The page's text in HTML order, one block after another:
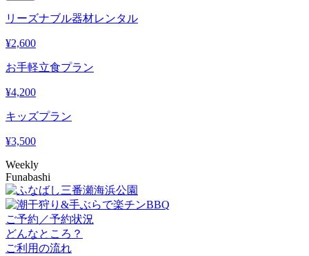
リーズナブル器材レンタル
¥2,600
お手軽立食プラン
¥4,200
キッズプラン
¥3,500
Weekly
Funabashi
ご予約／予約状況
どんなところ？
ご利用の流れ